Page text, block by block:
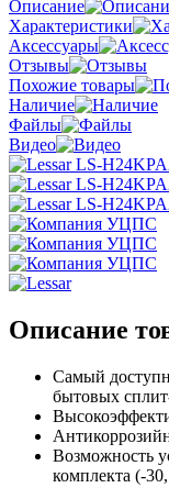
Описание
Характеристики
Аксессуары
Отзывы
Похожие товары
Наличие
Файлы
Видео
Описание
Самый
бытовых
Возможность
комплекта (-